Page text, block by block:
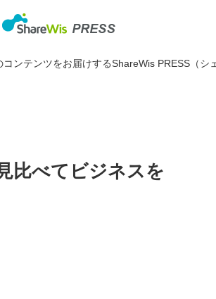
ンテンツをお届けするShareWis PRESS（シ
比べてビジネスを